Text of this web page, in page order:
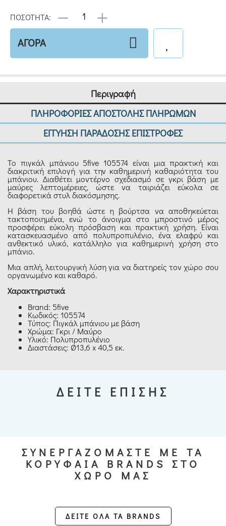
ΠΟΣΟΤΗΤΑ:
ΑΓΟΡΑ
Περιγραφή
ΠΛΗΡΟΦΟΡΙΕΣ ΑΠΟΣΤΟΛΗΣ ΠΛΗΡΩΜΩΝ
ΕΓΓΥΗΣΗ ΠΑΡΑΔΟΣΗΣ ΕΠΙΣΤΡΟΦΕΣ
Το πιγκάλ μπάνιου 5five 105574 είναι μια πρακτική και
διακριτική επιλογή για την καθημερινή καθαριότητα του
μπάνιου. Διαθέτει μοντέρνο σχεδιασμό σε γκρι βάση με
μαύρες λεπτομέρειες, ώστε να ταιριάζει εύκολα σε
διαφορετικά στυλ διακόσμησης.
Η βάση του βοηθά ώστε η βούρτσα να αποθηκεύεται
τακτοποιημένα, ενώ το άνοιγμα στο μπροστινό μέρος
προσφέρει εύκολη πρόσβαση και πρακτική χρήση. Είναι
κατασκευασμένο από πολυπροπυλένιο, ένα ελαφρύ και
ανθεκτικό υλικό, κατάλληλο για καθημερινή χρήση στο
μπάνιο.
Μια απλή, λειτουργική λύση για να διατηρείς τον χώρο σου
οργανωμένο και καθαρό.
Χαρακτηριστικά
Brand: 5five
Κωδικός: 105574
Τύπος: Πιγκάλ μπάνιου με βάση
Χρώμα: Γκρι / Μαύρο
Υλικό: Πολυπροπυλένιο
Διαστάσεις: Ø13,6 x 40,5 εκ.
ΔΕΙΤΕ ΕΠΙΣΗΣ
ΣΥΝΕΡΓΑΖΟΜΑΣΤΕ ΜΕ ΤΑ
ΚΟΡΥΦΑΙΑ BRANDS ΣΤΟ
ΧΩΡΟ ΜΑΣ
ΔΕΙΤΕ ΟΛΑ ΤΑ BRANDS